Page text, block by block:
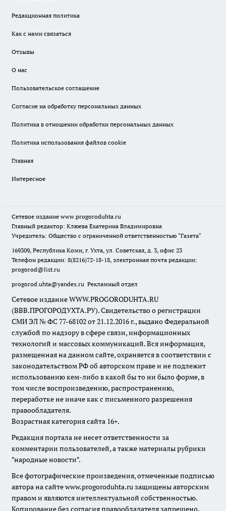
Редакционная политика
Как с нами связаться
Отзывы
О нас
Пользовательское соглашение
Согласие на обработку персональных данных
Политика в отношении обработки персональных данных
Политика использования файлов cookie
Главная
Интересное
Сетевое издание www.progoroduhta.ru
Главный редактор: Клюева Екатерина Владимировна
Учредитель: Общество с ограниченной ответственностью "Газета"
169309, Республика Коми, г. Ухта, ул. Советская, д. 3, офис 23
Телефон редакции: 8(8216)72-18-18, электронная почта редакции:
progorod@list.ru
progorod.uhta@yandex.ru Рекламный отдел
Сетевое издание WWW.PROGORODUHTA.RU
(ВВВ.ПРОГОРОДУХТА.РУ). Свидетельство о регистрации
СМИ ЭЛ № ФС 77-68102 от 21.12.2016 г., выдано Федеральной
службой по надзору в сфере связи, информационных
технологий и массовых коммуникаций. Вся информация,
размещенная на данном сайте, охраняется в соответствии с
законодательством РФ об авторском праве и не подлежит
использованию кем-либо в какой бы то ни было форме, в
том числе воспроизведению, распространению,
переработке не иначе как с письменного разрешения
правообладателя.
Возрастная категория сайта 16+.
Редакция портала не несет ответственности за
комментарии пользователей, а также материалы рубрики
"народные новости".
Все фотографические произведения, отмеченные подписью
автора на сайте www.progoroduhta.ru защищены авторским
правом и являются интеллектуальной собственностью.
Копирование без согласия правообладателя запрещено.